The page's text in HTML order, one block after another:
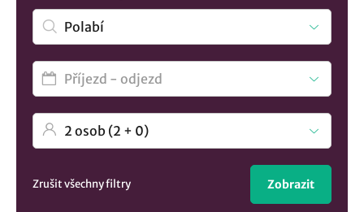
Zrušit všechny filtry Zobrazit